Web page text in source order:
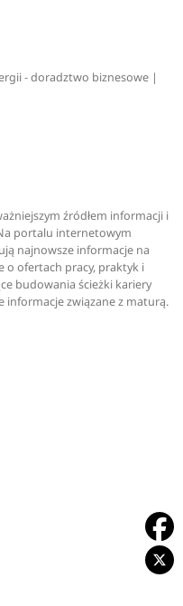
- doradztwo biznesowe |
źródłem informacji i
portalu internetowym
najnowsze informacje na
o ofertach pracy, praktyk i
budowania ścieżki kariery
informacje związane z maturą.